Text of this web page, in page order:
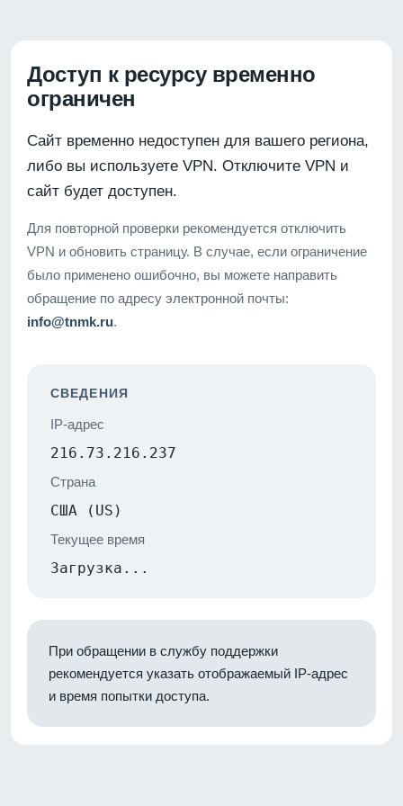
Доступ к ресурсу временно
ограничен
Сайт временно недоступен для вашего региона,
либо вы используете VPN. Отключите VPN и
сайт будет доступен.
Для повторной проверки рекомендуется отключить
VPN и обновить страницу. В случае, если ограничение
было применено ошибочно, вы можете направить
обращение по адресу электронной почты:
info@tnmk.ru.
СВЕДЕНИЯ
IP-адрес
216.73.216.237
Страна
США (US)
Текущее время
Загрузка...
При обращении в службу поддержки
рекомендуется указать отображаемый IP-адрес
и время попытки доступа.